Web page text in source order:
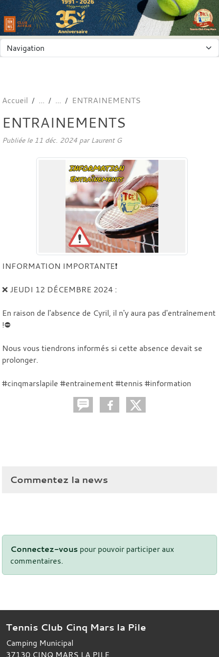
Accueil ENTRAINEMENTS
ENTRAINEMENTS
Publiée le 11 déc. 2024 par Laurent G
INFORMATION IMPORTANTE❗
❌ JEUDI 12 DÉCEMBRE 2024 :
En raison de l'absence de Cyril, il n'y aura pas d'entraînement
!⛔
Nous vous tiendrons informés si cette absence devait se
prolonger.
#cinqmarslapile #entrainement #tennis #information
Commentez la news
Connectez-vous pour pouvoir participer aux
commentaires.
Tennis Club Cinq Mars la Pile
Camping Municipal
37130 CINQ MARS LA PILE
Panneau de gestion des cookies